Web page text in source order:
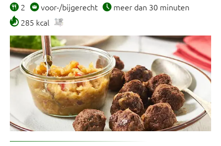
2 voor-/bijgerecht
meer dan 30 minuten
285 kcal